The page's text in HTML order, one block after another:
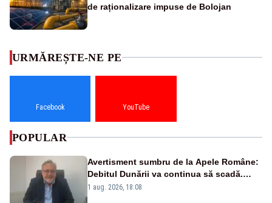
de raționalizare impuse de Bolojan
URMĂREȘTE-NE PE
Facebook YouTube
POPULAR
Avertisment sumbru de la Apele Române:
Debitul Dunării va continua să scadă.
Cernavodă s-ar putea închide în 4 zile
1 aug. 2026, 18:08